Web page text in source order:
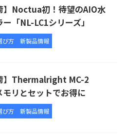
】Noctua初！待望のAIO水
「NL-LC1シリーズ」
び方 新製品情報
】Thermalright MC-2
モリとセットでお得に
び方 新製品情報